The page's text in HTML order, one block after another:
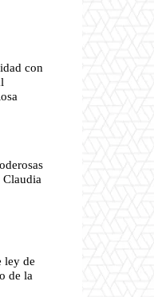
con
Claudia
ley de
de la